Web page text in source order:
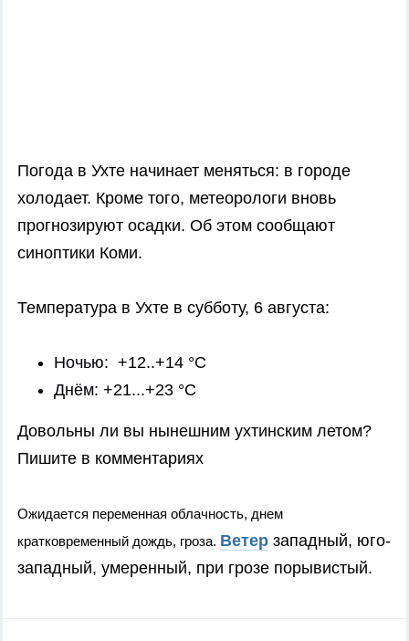
Погода в Ухте начинает меняться: в городе
холодает. Кроме того, метеорологи вновь
прогнозируют осадки. Об этом сообщают
синоптики Коми.
Температура в Ухте в субботу, 6 августа:
Ночью: +12..+14 °C
Днём: +21...+23 °C
Довольны ли вы нынешним ухтинским летом?
Пишите в комментариях
Ожидается переменная облачность, днем
кратковременный дождь, гроза. Ветер западный, юго-
западный, умеренный, при грозе порывистый.